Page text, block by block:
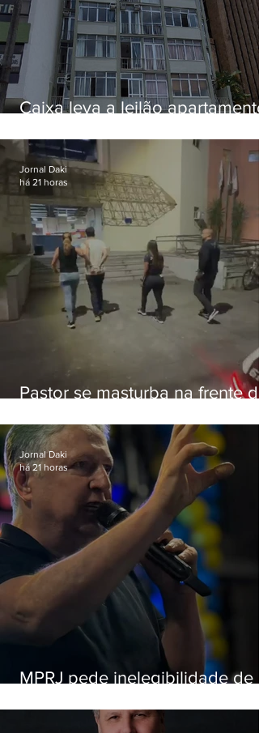
Caixa leva a leilão apartamento
Botafogo
Pastor se masturba na frente de
Jornal Daki
há 21 horas
MPRJ pede inelegibilidade de
Jornal Daki
há 21 horas